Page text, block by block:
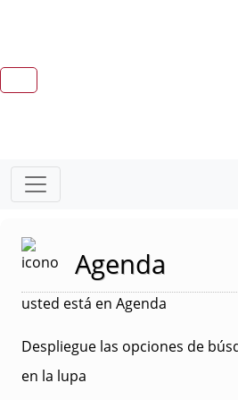
Agenda
usted está en Agenda
Despliegue las opciones de
en la lupa